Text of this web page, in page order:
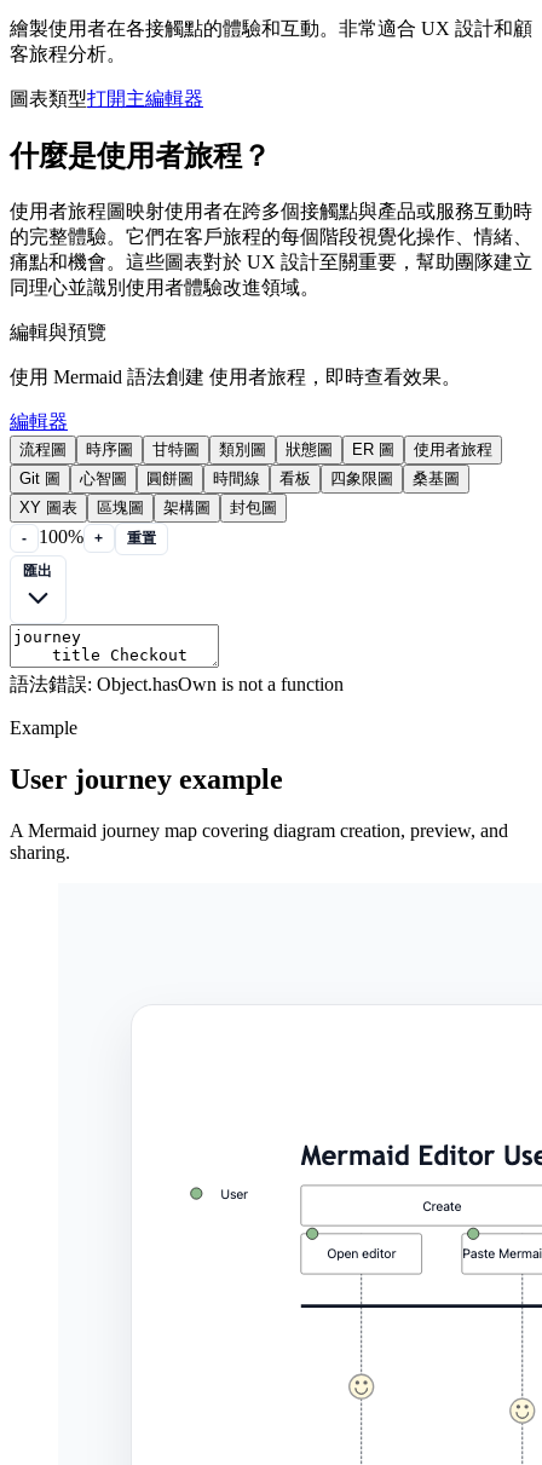
繪製使用者在各接觸點的體驗和互動。非常適合 UX 設計和顧
客旅程分析。
圖表類型打開主編輯器
什麼是使用者旅程？
使用者旅程圖映射使用者在跨多個接觸點與產品或服務互動時
的完整體驗。它們在客戶旅程的每個階段視覺化操作、情緒、
痛點和機會。這些圖表對於 UX 設計至關重要，幫助團隊建立
同理心並識別使用者體驗改進領域。
編輯與預覽
使用 Mermaid 語法創建 使用者旅程，即時查看效果。
編輯器
流程圖 時序圖 甘特圖 類別圖 狀態圖 ER 圖
使用者旅程
Git 圖
心智圖 圓餅圖 時間線 看板 四象限圖
桑基圖
XY 圖表
區塊圖 架構圖 封包圖
- 100% +
重置
語法錯誤: Object.hasOwn is not a function
Example
User journey example
A Mermaid journey map covering diagram creation, preview, and
sharing.